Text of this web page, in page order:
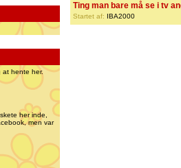
at hente her.
her inde,
men var
Ting man bare må se i tv
Startet af: IBA2000